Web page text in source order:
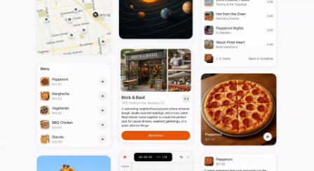
lys modus
mørk modus
nyhetsbrev
kode24-klubben
LinkedIn